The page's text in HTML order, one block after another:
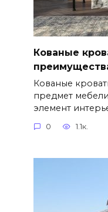
Кованые
Кованые
предмет
элемент
0 1.1к.